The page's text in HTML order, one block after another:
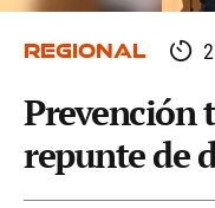
REGIONAL
Prevención
repunte de